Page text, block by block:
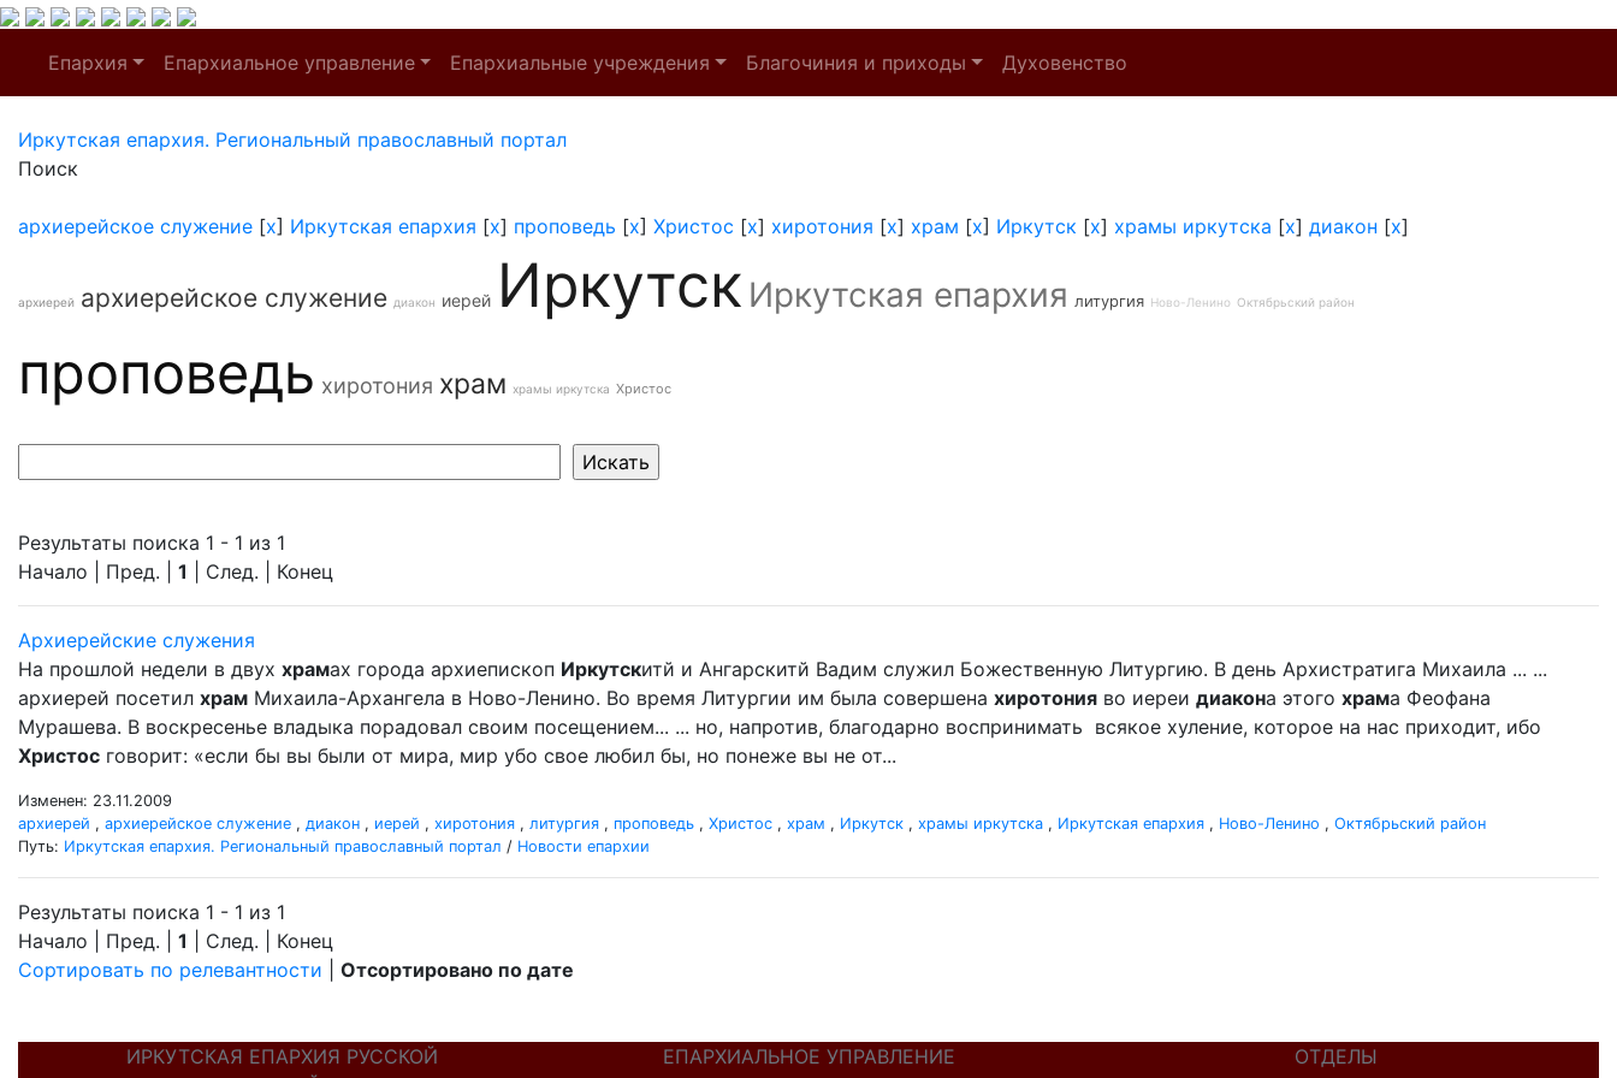
Епархия Епархиальное управление Епархиальные учреждения Благочиния и приходы Духовенство
Иркутская епархия. Региональный православный портал
Поиск
архиерейское служение [x] Иркутская епархия [x] проповедь [x] Христос [x] хиротония [x] храм [x] Иркутск [x] храмы иркутска [x] диакон [x]
архиерей архиерейское служение диакон иерей Иркутск Иркутская епархия литургия Ново-Ленино Октябрьский район
проповедь хиротония храм храмы иркутска Христос
Результаты поиска 1 - 1 из 1
Начало | Пред. | 1 | След. | Конец
Архиерейские служения
На прошлой недели в двух храмах города архиепископ Иркутскитй и Ангарскитй Вадим служил Божественную Литургию. В день Архистратига Михаила ... ...
архиерей посетил храм Михаила-Архангела в Ново-Ленино. Во время Литургии им была совершена хиротония во иереи диакона этого храма Феофана
Мурашева. В воскресенье владыка порадовал своим посещением... ... но, напротив, благодарно воспринимать всякое хуление, которое на нас приходит, ибо
Христос говорит: «если бы вы были от мира, мир убо свое любил бы, но понеже вы не от...
Изменен: 23.11.2009
архиерей , архиерейское служение , диакон , иерей , хиротония , литургия , проповедь , Христос , храм , Иркутск , храмы иркутска , Иркутская епархия , Ново-Ленино , Октябрьский район
Путь: Иркутская епархия. Региональный православный портал / Новости епархии
Результаты поиска 1 - 1 из 1
Начало | Пред. | 1 | След. | Конец
Сортировать по релевантности
Отсортировано по дате
ИРКУТСКАЯ ЕПАРХИЯ РУССКОЙ
ЕПАРХИАЛЬНОЕ УПРАВЛЕНИЕ ОТДЕЛЫ